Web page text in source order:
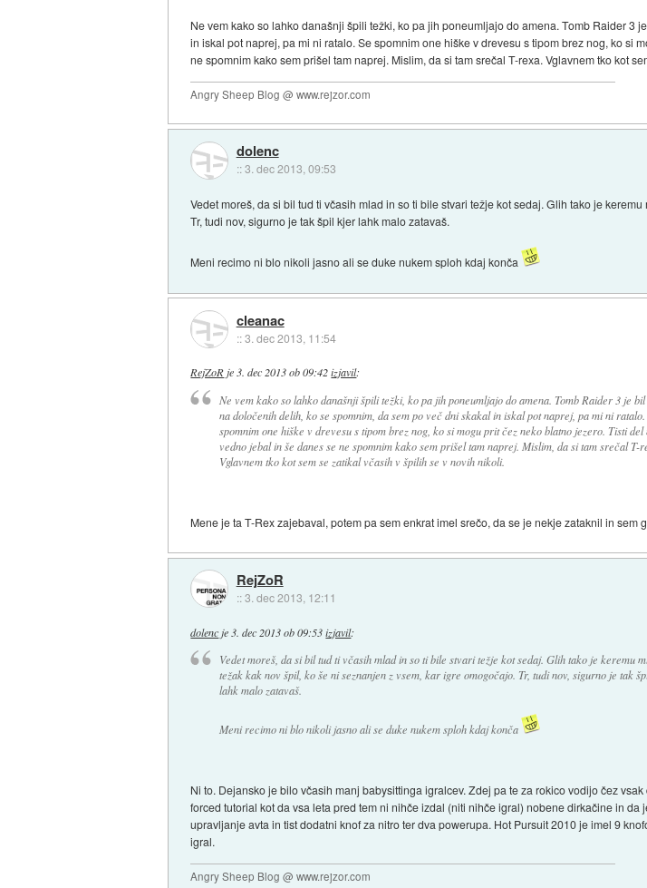
Ne vem kako so lahko današnji špili težki, ko pa jih poneumljajo do amena. Tomb Raider 3
in iskal pot naprej, pa mi ni ratalo. Se spomnim one hiške v drevesu s tipom brez nog, ko si
ne spomnim kako sem prišel tam naprej. Mislim, da si tam srečal T-rexa. Vglavnem tko kot
Angry Sheep Blog @ www.rejzor.com
dolenc
::3. dec 2013, 09:53
Vedet moreš, da si bil tud ti včasih mlad in so ti bile stvari težje kot sedaj. Glih tako je
Tr, tudi nov, sigurno je tak špil kjer lahk malo zatavaš.
Meni recimo ni blo nikoli jasno ali se duke nukem sploh kdaj konča
cleanac
::3. dec 2013, 11:54
RejZoRje3. dec 2013 ob 09:42 izjavil:
Ne vem kako so lahko današnji špili težki, ko pa jih poneumljajo do amena. Tomb Raider 3 je bil
na določenih delih, ko se spomnim, da sem po več dni skakal in iskal pot naprej, pa mi ni ratalo.
spomnim one hiške v drevesu s tipom brez nog, ko si mogu prit čez neko blatno jezero. Tisti del
vedno jebal in še danes se ne spomnim kako sem prišel tam naprej. Mislim, da si tam srečal T-
Vglavnem tko kot sem se zatikal včasih v špilih se v novih nikoli.
Mene je ta T-Rex zajebaval, potem pa sem enkrat imel srečo, da se je nekje zataknil in sem
RejZoR
::3. dec 2013, 12:11
dolenc je 3. dec 2013 ob 09:53 izjavil:
Vedet moreš, da si bil tud ti včasih mlad in so ti bile stvari težje kot sedaj. Glih tako je keremu
težak kak nov špil, ko še ni seznanjen z vsem, kar igre omogočajo. Tr, tudi nov, sigurno je tak
lahk malo zatavaš.
Meni recimo ni blo nikoli jasno ali se duke nukem sploh kdaj konča
Ni to. Dejansko je bilo včasih manj babysittinga igralcev. Zdej pa te za rokico vodijo čez
forced tutorial kot da vsa leta pred tem ni nihče izdal (niti nihče igral) nobene dirkačine in
upravljanje avta in tist dodatni knof za nitro ter dva powerupa. Hot Pursuit 2010 je imel 9
igral.
Angry Sheep Blog @ www.rejzor.com